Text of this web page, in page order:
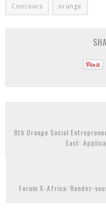
Concours orange
8th Orange Social
East:
Forum X-Africa: Rendez-